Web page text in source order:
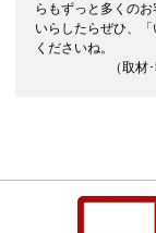
らもずっと多くの
いらしたらぜひ、
くださいね。
（取